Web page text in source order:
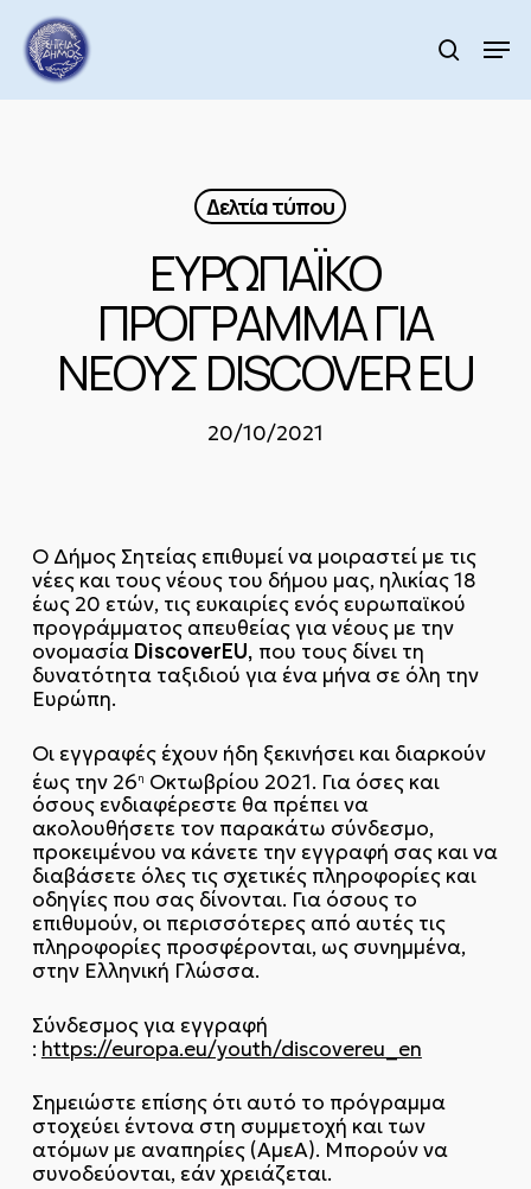
main
content
search
Δελτία τύπου
ΕΥΡΩΠΑΪΚΟ
ΠΡΟΓΡΑΜΜΑ ΓΙΑ
ΝΕΟΥΣ DISCOVER EU
20/10/2021
Ο Δήμος Σητείας επιθυμεί να μοιραστεί με τις
νέες και τους νέους του δήμου μας, ηλικίας 18
έως 20 ετών, τις ευκαιρίες ενός ευρωπαϊκού
προγράμματος απευθείας για νέους με την
ονομασία DiscoverEU, που τους δίνει τη
δυνατότητα ταξιδιού για ένα μήνα σε όλη την
Ευρώπη.
Οι εγγραφές έχουν ήδη ξεκινήσει και διαρκούν
έως την 26 η Οκτωβρίου 2021. Για όσες και
όσους ενδιαφέρεστε θα πρέπει να
ακολουθήσετε τον παρακάτω σύνδεσμο,
προκειμένου να κάνετε την εγγραφή σας και να
διαβάσετε όλες τις σχετικές πληροφορίες και
οδηγίες που σας δίνονται. Για όσους το
επιθυμούν, οι περισσότερες από αυτές τις
πληροφορίες προσφέρονται, ως συνημμένα,
στην Ελληνική Γλώσσα.
Σύνδεσμος για εγγραφή
: https://europa.eu/youth/discovereu_en
Σημειώστε επίσης ότι αυτό το πρόγραμμα
στοχεύει έντονα στη συμμετοχή και των
ατόμων με αναπηρίες (ΑμεΑ). Μπορούν να
συνοδεύονται, εάν χρειάζεται.
Menu